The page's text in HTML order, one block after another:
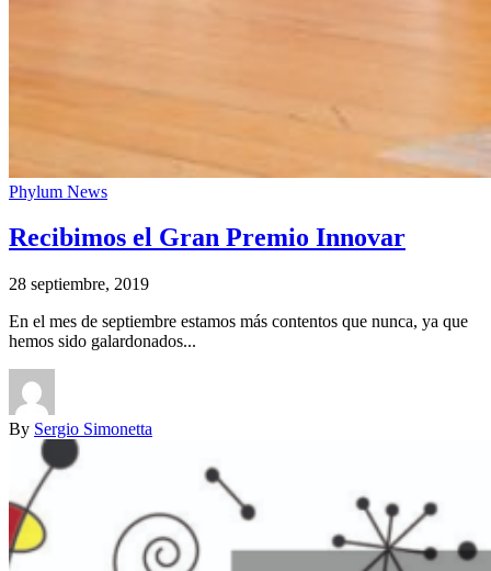
Phylum News
Recibimos el Gran Premio Innovar
28 septiembre, 2019
En el mes de septiembre estamos más contentos que nunca, ya que
hemos sido galardonados...
By Sergio Simonetta